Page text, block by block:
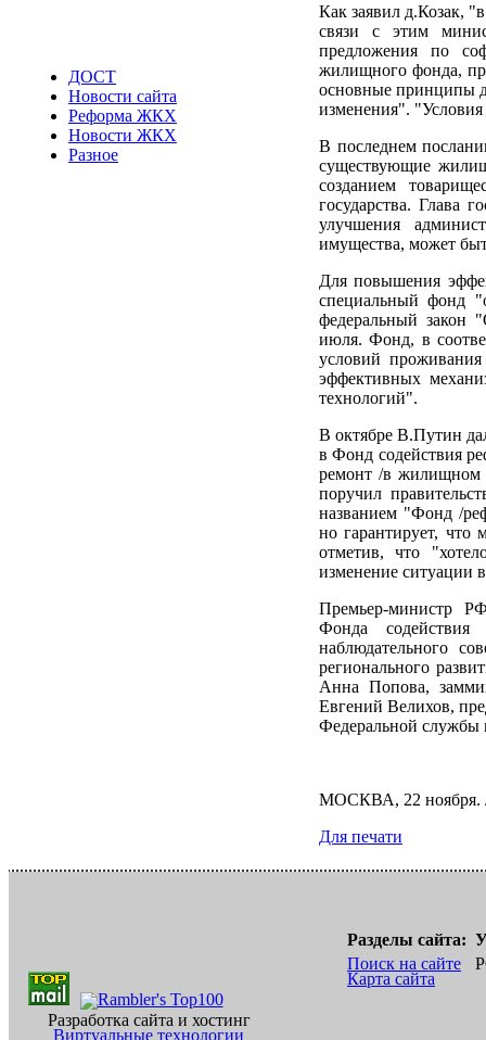
ДОСТ
Новости сайта
Реформа ЖКХ
Новости ЖКХ
Разное
Как заявил д.Козак,
связи с этим
предложения по
жилищного фонда,
основные принципы
изменения". "Условия
В последнем
существующие
созданием
государства. Глава
улучшения
имущества, может
Для повышения
специальный фонд
федеральный
июля. Фонд, в
условий
эффективных
технологий".
В октябре В.Путин
в Фонд содействия
ремонт /в жилищном
поручил
названием "Фонд /
но гарантирует,
отметив, что
изменение
Премьер-министр
Фонда
наблюдательного
регионального
Анна Попова,
Евгений Велихов,
Федеральной службы
МОСКВА, 22
Для печати
Разработка сайта и хостинг
Виртуальные технологии
Разделы сайта:
Поиск на сайте
Карта сайта